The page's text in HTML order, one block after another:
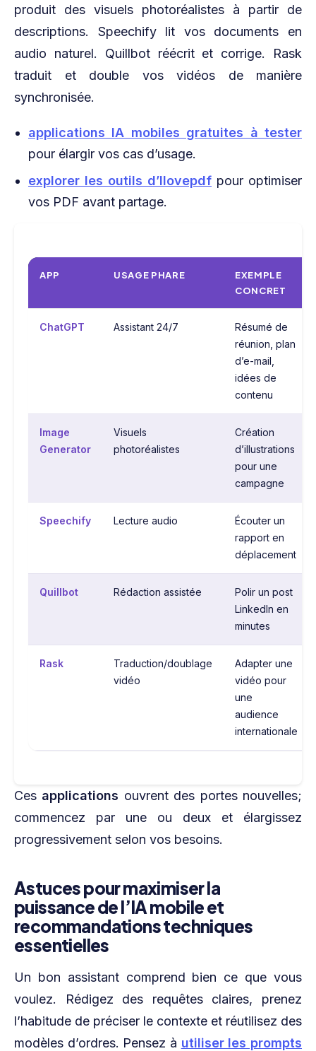
produit des visuels photoréalistes à partir de
descriptions. Speechify lit vos documents en
audio naturel. Quillbot réécrit et corrige. Rask
traduit et double vos vidéos de manière
synchronisée.
applications IA mobiles gratuites à tester
pour élargir vos cas d’usage.
explorer les outils d’Ilovepdf pour optimiser
vos PDF avant partage.
APP USAGE PHARE
EXEMPLE
CONCRET
ChatGPT Assistant 24/7
Résumé de
réunion, plan
d’e-mail,
idées de
contenu
Image
Generator
Visuels
photoréalistes
Création
d’illustrations
pour une
campagne
Speechify Lecture audio
Écouter un
rapport en
déplacement
Quillbot Rédaction assistée
Polir un post
LinkedIn en
minutes
Rask
Traduction/doublage
vidéo
Adapter une
vidéo pour
une
audience
internationale
Ces applications ouvrent des portes nouvelles;
commencez par une ou deux et élargissez
progressivement selon vos besoins.
Astuces pour maximiser la
puissance de l’IA mobile et
recommandations techniques
essentielles
Un bon assistant comprend bien ce que vous
voulez. Rédigez des requêtes claires, prenez
l’habitude de préciser le contexte et réutilisez des
modèles d’ordres. Pensez à utiliser les prompts